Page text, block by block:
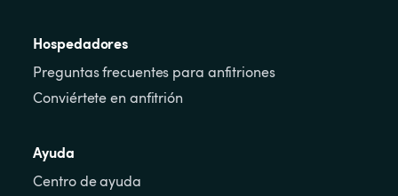
Hospedadores
Preguntas frecuentes para anfitriones
Conviértete en anfitrión
Ayuda
Centro de ayuda